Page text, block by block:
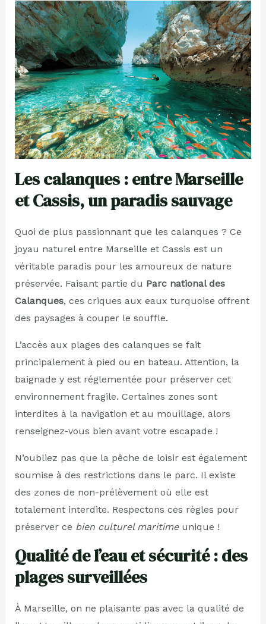
Les calanques : entre Marseille
et Cassis, un paradis sauvage
Quoi de plus passionnant que les calanques ? Ce
joyau naturel entre Marseille et Cassis est un
véritable paradis pour les amoureux de nature
préservée. Faisant partie du Parc national des
Calanques, ces criques aux eaux turquoise offrent
des paysages à couper le souffle.
L’accès aux plages des calanques se fait
principalement à pied ou en bateau. Attention, la
baignade y est réglementée pour préserver cet
environnement fragile. Certaines zones sont
interdites à la navigation et au mouillage, alors
renseignez-vous bien avant votre escapade !
N’oubliez pas que la pêche de loisir est également
soumise à des restrictions dans le parc. Il existe
des zones de non-prélèvement où elle est
totalement interdite. Respectons ces règles pour
préserver ce bien culturel maritimeunique !
Qualité de l’eau et sécurité : des
plages surveillées
À Marseille, on ne plaisante pas avec la qualité de